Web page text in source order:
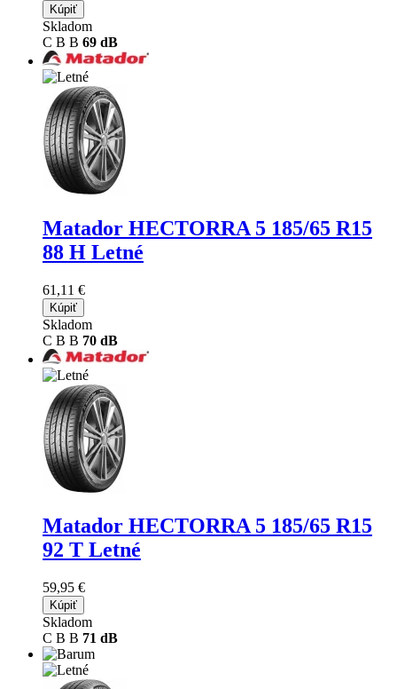
Kúpiť
Skladom
C B B 69 dB
Matador HECTORRA 5 185/65 R15
88 H Letné
61,11 €
Kúpiť
Skladom
C B B 70 dB
Matador HECTORRA 5 185/65 R15
92 T Letné
59,95 €
Kúpiť
Skladom
C B B 71 dB